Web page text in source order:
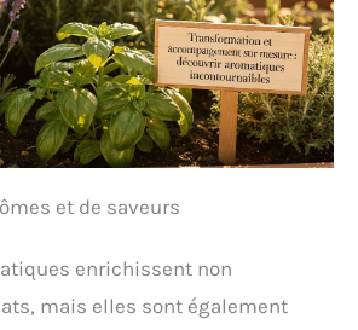
et de saveurs
enrichissent non
mais elles sont également